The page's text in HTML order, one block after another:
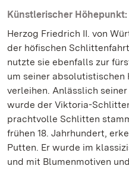
Künstlerischer
Herzog Friedrich II. von
der höfischen
nutzte sie ebenfalls zur
um seiner absolutistischen
verleihen. Anlässlich
wurde der Viktoria-
prachtvolle Schlitten
frühen 18. Jahrhundert,
Putten. Er wurde im
und mit Blumenmotiven